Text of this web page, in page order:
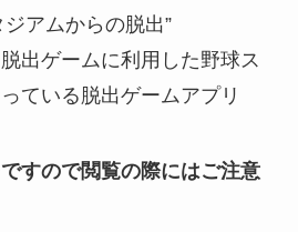
アムからの脱出”
出ゲームに利用した野球ス
ている脱出ゲームアプリ
すので閲覧の際にはご注意